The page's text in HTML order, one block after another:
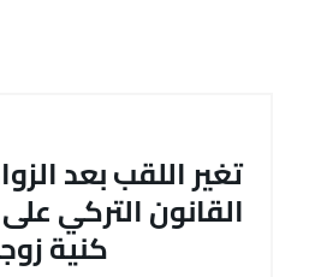
تغير اللقب بعد
القانون التركي
كنية